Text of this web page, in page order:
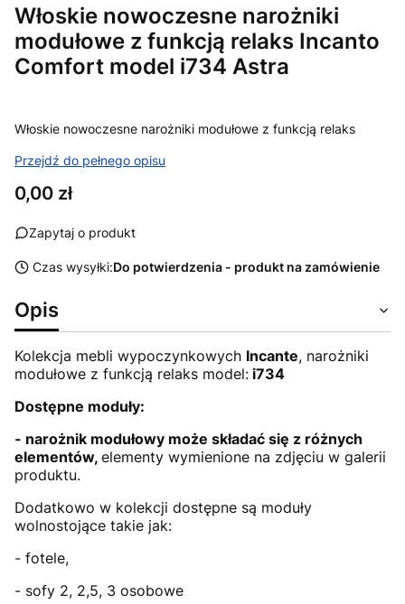
Włoskie nowoczesne narożniki
modułowe z funkcją relaks Incanto
Comfort model i734 Astra
Włoskie nowoczesne narożniki modułowe z funkcją relaks
Przejdź do pełnego opisu
Cena
0,00 zł
Zapytaj o produkt
Czas wysyłki:Do potwierdzenia - produkt na zamówienie
Opis
Kolekcja mebli wypoczynkowych Incante, narożniki
modułowe z funkcją relaks model: i734
Dostępne moduły:
- narożnik modułowy może składać się z różnych
elementów, elementy wymienione na zdjęciu w galerii
produktu.
Dodatkowo w kolekcji dostępne są moduły
wolnostojące takie jak:
- fotele,
- sofy 2, 2,5, 3 osobowe